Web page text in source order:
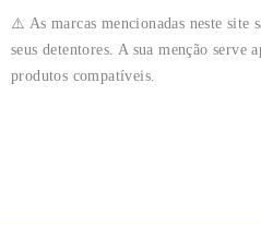
⚠️ As marcas mencionadas neste site
seus detentores. A sua menção serve
produtos compatíveis.